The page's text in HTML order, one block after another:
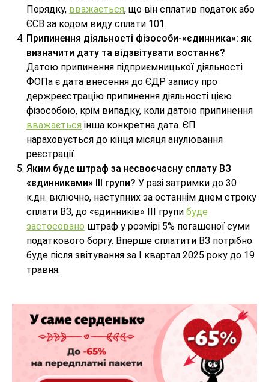
Порядку, вважається, що він сплатив податок або
ЄСВ за кодом виду сплати 101.
Припинення діяльності фізособи-«єдинника»: як
визначити дату та відзвітувати востаннє?
Датою припинення підприємницької діяльності
ФОПа є дата внесення до ЄДР запису про
держреєстрацію припинення діяльності цією
фізособою, крім випадку, коли датою припинення
вважається інша конкретна дата. ЄП
нараховується до кінця місяця анулювання
реєстрації.
Яким буде штраф за несвоєчасну сплату ВЗ
«єдинниками» ІІІ групи? У разі затримки до 30
к.дн. включно, наступних за останнім днем строку
сплати ВЗ, до «єдинників» ІІІ групи буде
застосовано штраф у розмірі 5% погашеної суми
податкового боргу. Вперше сплатити ВЗ потрібно
буде після звітування за І квартал 2025 року до 19
травня.